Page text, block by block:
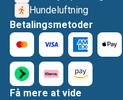
Hundeluftning
Betalingsmetoder
Få mere at vide